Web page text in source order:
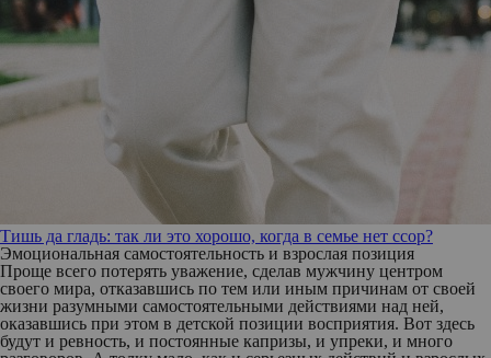
Тишь да гладь: так ли это хорошо, когда в семье нет ссор?
Эмоциональная самостоятельность и взрослая позиция
Проще всего потерять уважение, сделав мужчину центром
своего мира, отказавшись по тем или иным причинам от своей
жизни разумными самостоятельными действиями над ней,
оказавшись при этом в детской позиции восприятия. Вот здесь
будут и ревность, и постоянные капризы, и упреки, и много